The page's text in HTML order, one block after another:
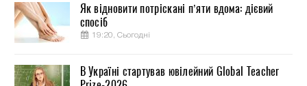
Як відновити потріскані п’яти вдома: дієвий
спосіб
19:20, Сьогодні
В Україні стартував ювілейний Global Teacher